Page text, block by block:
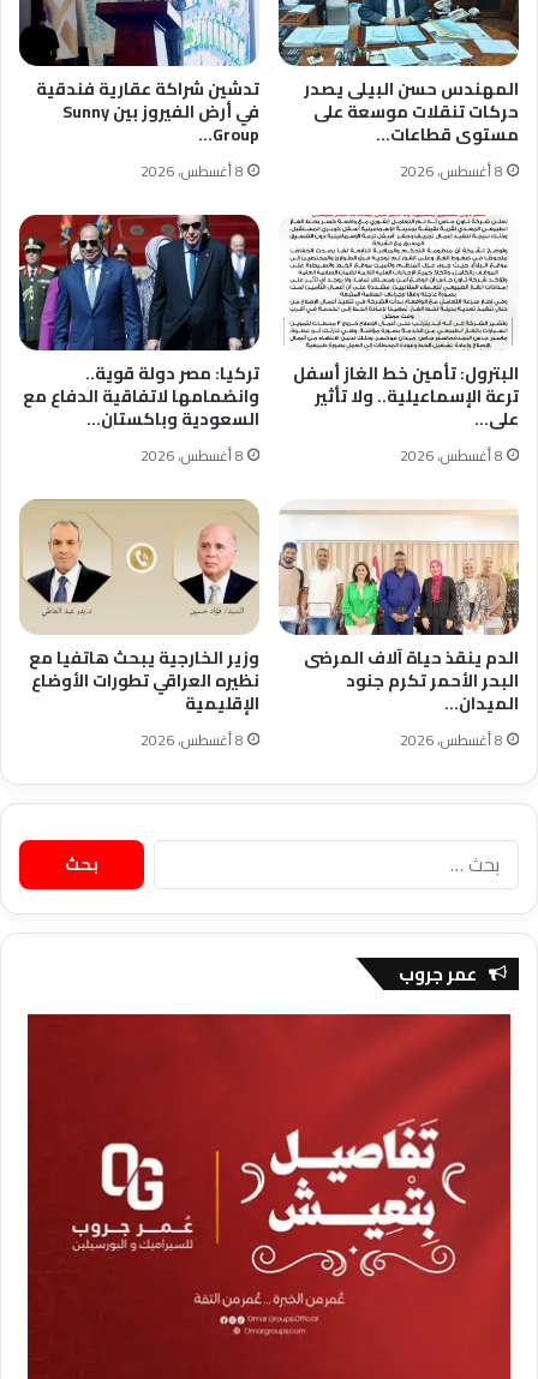
المهندس حسن البيلى يصدر
حركات تنقلات موسعة على
مستوى قطاعات…
8 أغسطس، 2026
تدشين شراكة عقارية فندقية
في أرض الفيروز بين Sunny
Group…
8 أغسطس، 2026
البترول: تأمين خط الغاز أسفل
ترعة الإسماعيلية.. ولا تأثير
على…
8 أغسطس، 2026
تركيا: مصر دولة قوية..
وانضمامها لاتفاقية الدفاع مع
السعودية وباكستان…
8 أغسطس، 2026
الدم ينقذ حياة آلاف المرضى
البحر الأحمر تكرم جنود
الميدان…
8 أغسطس، 2026
وزير الخارجية يبحث هاتفيا مع
نظيره العراقي تطورات الأوضاع
الإقليمية
8 أغسطس، 2026
البحث
عن:
عمر جروب